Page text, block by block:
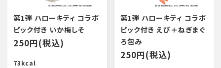
第1弾 ハローキティ コラボ
ピック付き いか梅しそ
250円(税込)
73kcal
第1弾 ハローキティ コラボ
ピック付き えび＋ねぎまぐ
ろ包み
250円(税込)